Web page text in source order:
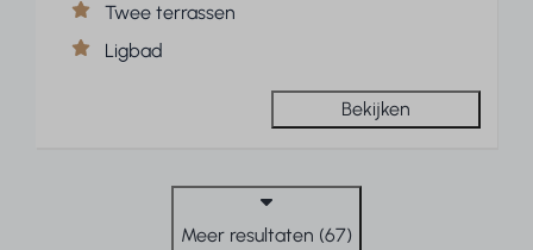
Twee terrassen
Ligbad
Bekijken
Meer resultaten (67)